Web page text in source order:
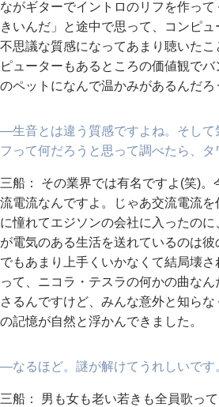
ながギターでイントロのリフを作っ
きいんだ」と途中で思って、コンピ
不思議な質感になってあまり聴いた
ピューターもあるところの価値観で
のペットになんで温かみがあるんだ
―生音とは違う質感ですよね。そして
フって何だろうと思って調べたら、
三船： その業界では有名ですよ(笑)
流電流なんですよ。じゃあ交流電流
に憧れてエジソンの会社に入ったの
が電気のある生活を送れているのは
でもあまり上手くいかなくて結局壊
って、ニコラ・テスラの何かの曲な
さるんですけど、みんな意外と知ら
の記憶が自然と浮かんできました。
―なるほど。謎が解けてうれしいで
三船： 男も女も老い若きも全員歌っ